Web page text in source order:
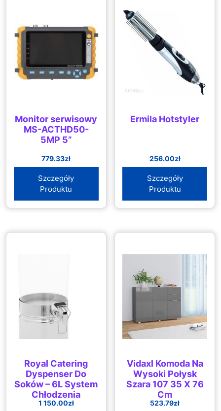
Monitor serwisowy
MS-ACTHD50-
5MP 5”
779.33zł
Szczegóły
Produktu
Ermila Hotstyler
256.00zł
Szczegóły
Produktu
Royal Catering
Dyspenser Do
Soków – 6L System
Chłodzenia
(RCAK02)
1 150.00zł
Vidaxl Komoda Na
Wysoki Połysk
Szara 107 35 X 76
Cm
523.79zł